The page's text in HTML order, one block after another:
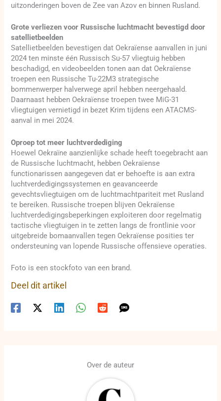
uitzonderingen boven de Zee van Azov en binnen Rusland.
Grote verliezen voor Russische luchtmacht bevestigd door
satellietbeelden
Satellietbeelden bevestigen dat Oekraïense aanvallen in juni
2024 ten minste één Russisch Su-57 vliegtuig hebben
beschadigd, en videobeelden tonen aan dat Oekraïense
troepen een Russische Tu-22M3 strategische
bommenwerper halverwege april hebben neergehaald.
Daarnaast hebben Oekraïense troepen twee MiG-31
vliegtuigen vernietigd in bezet Krim tijdens een ATACMS-
aanval in mei 2024.
Oproep tot meer luchtverdediging
Hoewel Oekraïne aanzienlijke schade heeft toegebracht aan
de Russische luchtmacht, hebben Oekraïense
functionarissen aangegeven dat er behoefte is aan extra
luchtverdedigingssystemen en geavanceerde
gevechtsvliegtuigen om de luchtmachtpariteit met Rusland
te bereiken. Russische troepen blijven Oekraïense
luchtverdedigingsbeperkingen exploiteren door regelmatig
tactische vliegtuigen in te zetten langs de frontlinie voor
uitgebreide bomaanvallen tegen Oekraïense posities ter
ondersteuning van lopende Russische offensieve operaties.
Foto is een stockfoto van een brand.
Deel dit artikel
Over de auteur